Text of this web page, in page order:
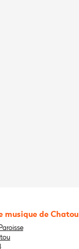
musique de Chatou